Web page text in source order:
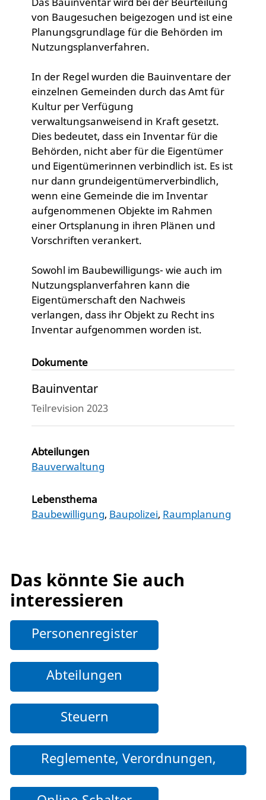
von Baugesuchen beigezogen und ist eine
Planungsgrundlage für die Behörden im
Nutzungsplanverfahren.
In der Regel wurden die Bauinventare der
einzelnen Gemeinden durch das Amt für
Kultur per Verfügung
verwaltungsanweisend in Kraft gesetzt.
Dies bedeutet, dass ein Inventar für die
Behörden, nicht aber für die Eigentümer
und Eigentümerinnen verbindlich ist. Es ist
nur dann grundeigentümerverbindlich,
wenn eine Gemeinde die im Inventar
aufgenommenen Objekte im Rahmen
einer Ortsplanung in ihren Plänen und
Vorschriften verankert.
Sowohl im Baubewilligungs- wie auch im
Nutzungsplanverfahren kann die
Eigentümerschaft den Nachweis
verlangen, dass ihr Objekt zu Recht ins
Inventar aufgenommen worden ist.
Dokumente
Bauinventar
Teilrevision 2023
Abteilungen
Bauverwaltung
Lebensthema
Baubewilligung, Baupolizei, Raumplanung
Das könnte Sie auch
interessieren
Personenregister
Abteilungen
Steuern
Reglemente, Verordnungen,
Weisungen und weitere Dokumente